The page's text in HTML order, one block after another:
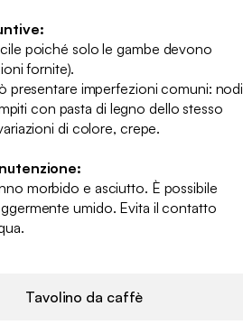
poiché solo le gambe devono
fornite).
presentare imperfezioni comuni: nodi
con pasta di legno dello stesso
di colore, crepe.
morbido e asciutto. È possibile
umido. Evita il contatto
Tavolino da caffè